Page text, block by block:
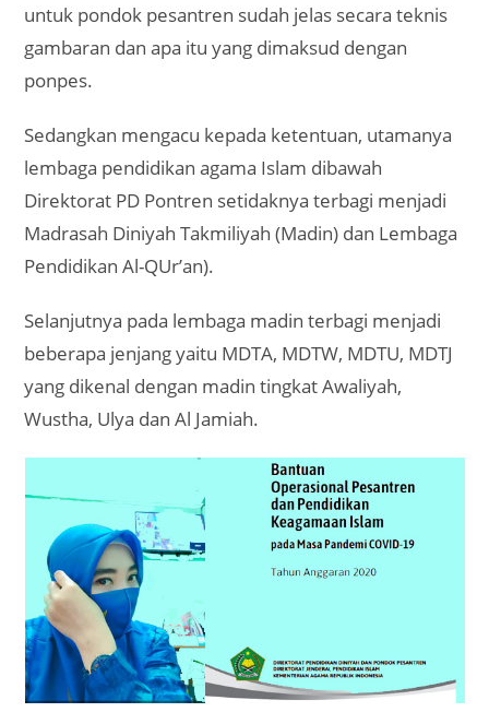
untuk pondok pesantren sudah jelas secara teknis
gambaran dan apa itu yang dimaksud dengan
ponpes.
Sedangkan mengacu kepada ketentuan, utamanya
lembaga pendidikan agama Islam dibawah
Direktorat PD Pontren setidaknya terbagi menjadi
Madrasah Diniyah Takmiliyah (Madin) dan Lembaga
Pendidikan Al-QUr’an).
Selanjutnya pada lembaga madin terbagi menjadi
beberapa jenjang yaitu MDTA, MDTW, MDTU, MDTJ
yang dikenal dengan madin tingkat Awaliyah,
Wustha, Ulya dan Al Jamiah.